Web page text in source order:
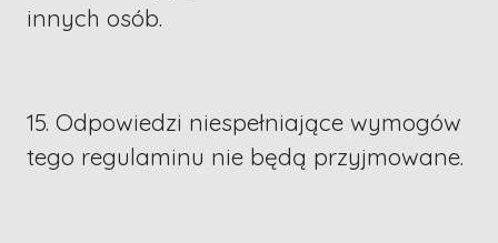
innych osób.
15. Odpowiedzi niespełniające wymogów
tego regulaminu nie będą przyjmowane.